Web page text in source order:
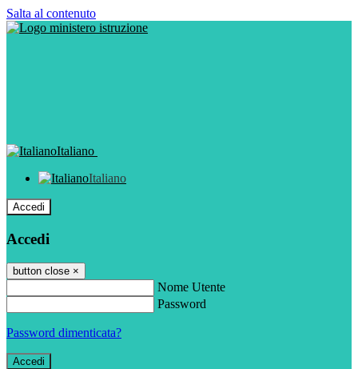
Salta al contenuto
Italiano
Italiano
Accedi
Accedi
button close ×
Nome Utente
Password
Password dimenticata?